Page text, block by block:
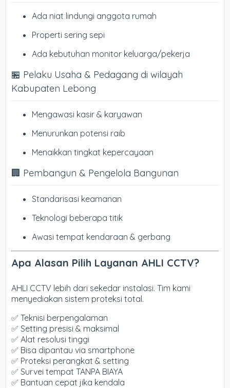
Ada niat lindungi anggota rumah
Properti sering sepi
Ada kebutuhan monitor keluarga/pekerja
🏪 Pelaku Usaha & Pedagang di wilayah
Kabupaten Lebong
Mengawasi kasir & karyawan
Menurunkan potensi raib
Menaikkan tingkat kepercayaan
🏢 Pembangun & Pengelola Bangunan
Standarisasi keamanan
Teknologi beberapa titik
Awasi tempat kendaraan & gerbang
Apa Alasan Pilih Layanan AHLI CCTV?
AHLI CCTV lebih dari sekedar instalasi. Tim kami
menyediakan sistem proteksi total.
✅ Teknisi berpengalaman
✅ Setting presisi & maksimal
✅ Alat resolusi tinggi
✅ Bisa dipantau via smartphone
✅ Proteksi perangkat & setting
✅ Survei tempat TANPA BIAYA
✅ Bantuan cepat jika kendala